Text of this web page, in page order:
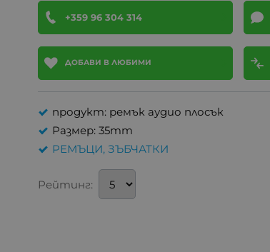
+359 96 304 314
ДОБАВИ В ЛЮБИМИ
продукт: ремък аудио плосък
Размер: 35mm
РЕМЪЦИ, ЗЪБЧАТКИ
Рейтинг: